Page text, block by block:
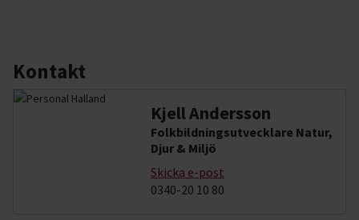
Kontakt
Kjell Andersson
Folkbildningsutvecklare Natur,
Djur & Miljö
Skicka e-post
0340-20 10 80